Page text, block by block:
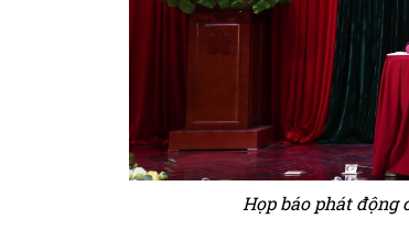
Họp báo phát động